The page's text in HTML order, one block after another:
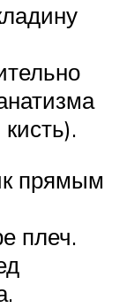
прямым
плеч.